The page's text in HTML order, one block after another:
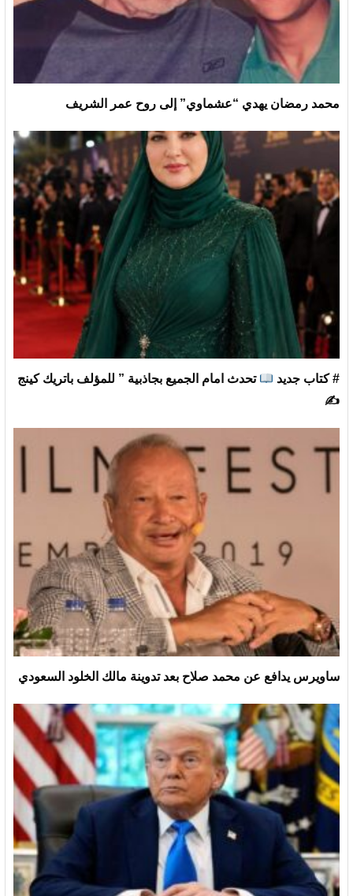
محمد رمضان يهدي “عشماوي” إلى روح عمر الشريف
# كتاب جديد
تحدث امام الجميع بجاذبية ” للمؤلف باتريك كينج
✍
ساويرس يدافع عن محمد صلاح بعد تدوينة مالك الخلود السعودي